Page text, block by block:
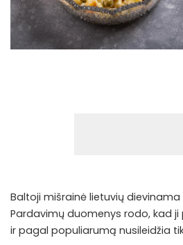
Baltoji mišrainė lietuvių
Pardavimų duomenys rodo, kad
ir pagal populiarumą nusileidžia